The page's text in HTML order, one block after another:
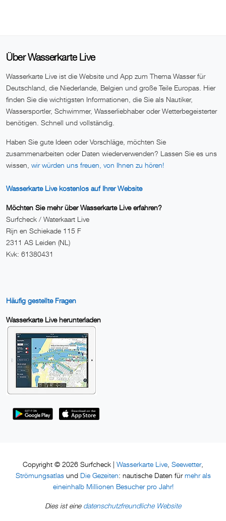
Über Wasserkarte Live
Wasserkarte Live ist die Website und App zum Thema Wasser für
Deutschland, die Niederlande, Belgien und große Teile Europas. Hier
finden Sie die wichtigsten Informationen, die Sie als Nautiker,
Wassersportler, Schwimmer, Wasserliebhaber oder Wetterbegeisterter
benötigen. Schnell und vollständig.
Haben Sie gute Ideen oder Vorschläge, möchten Sie
zusammenarbeiten oder Daten wiederverwenden? Lassen Sie es uns
wissen, wir würden uns freuen, von Ihnen zu hören!
Wasserkarte Live kostenlos auf Ihrer Website
Möchten Sie mehr über Wasserkarte Live erfahren?
Surfcheck / Waterkaart Live
Rijn en Schiekade 115 F
2311 AS Leiden (NL)
Kvk: 61380431
Häufig gestellte Fragen
Wasserkarte Live herunterladen
Copyright © 2026 Surfcheck | Wasserkarte Live Seewetter,
Strömungsatlasund Die Gezeiten: nautische Daten fürmehr als
eineinhalb Millionen Besucher pro Jahr!
Dies ist eine datenschutzfreundliche Website